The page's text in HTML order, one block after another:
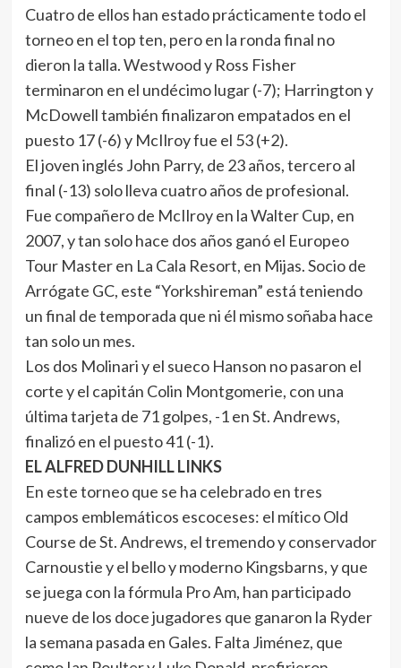
Cuatro de ellos han estado prácticamente todo el
torneo en el top ten, pero en la ronda final no
dieron la talla. Westwood y Ross Fisher
terminaron en el undécimo lugar (-7); Harrington y
McDowell también finalizaron empatados en el
puesto 17 (-6) y McIlroy fue el 53 (+2).
El joven inglés John Parry, de 23 años, tercero al
final (-13) solo lleva cuatro años de profesional.
Fue compañero de McIlroy en la Walter Cup, en
2007, y tan solo hace dos años ganó el Europeo
Tour Master en La Cala Resort, en Mijas. Socio de
Arrógate GC, este “Yorkshireman” está teniendo
un final de temporada que ni él mismo soñaba hace
tan solo un mes.
Los dos Molinari y el sueco Hanson no pasaron el
corte y el capitán Colin Montgomerie, con una
última tarjeta de 71 golpes, -1 en St. Andrews,
finalizó en el puesto 41 (-1).
EL ALFRED DUNHILL LINKS
En este torneo que se ha celebrado en tres
campos emblemáticos escoceses: el mítico Old
Course de St. Andrews, el tremendo y conservador
Carnoustie y el bello y moderno Kingsbarns, y que
se juega con la fórmula Pro Am, han participado
nueve de los doce jugadores que ganaron la Ryder
la semana pasada en Gales. Falta Jiménez, que